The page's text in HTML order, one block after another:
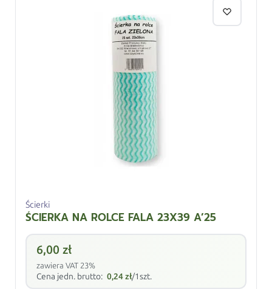
Ścierki
ŚCIERKA NA ROLCE FALA 23X39 A’25
6,00zł
zawiera VAT 23%
Cena jedn. brutto: 0,24zł/1szt.